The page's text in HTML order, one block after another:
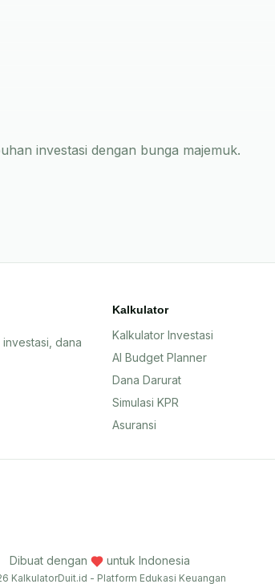
investasi dengan bunga majemuk.
dana
Kalkulator
Kalkulator Investasi
AI Budget Planner
Dana Darurat
Simulasi KPR
Asuransi
Dibuat dengan untuk Indonesia
KalkulatorDuit.id - Platform Edukasi Keuangan